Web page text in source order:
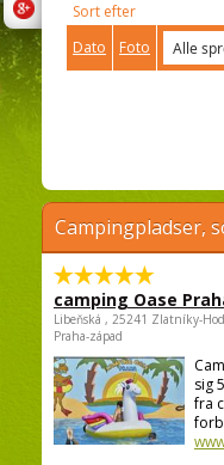
Sort efter
Dato
Foto
Campingpladser,
camping Oase
Libeňská , 25241 Zlatníky-
Praha-západ
sig
fra